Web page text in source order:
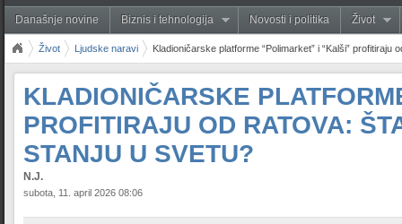
Današnje novine Biznis i tehnologija Novosti i politika Život
Život Ljudske naravi Kladioničarske platforme “Polimarket” i “Kalši”
KLADIONIČARSKE
PROFITIRAJU OD RATOVA:
STANJU U SVETU?
N.J.
subota, 11. april 2026 08:06